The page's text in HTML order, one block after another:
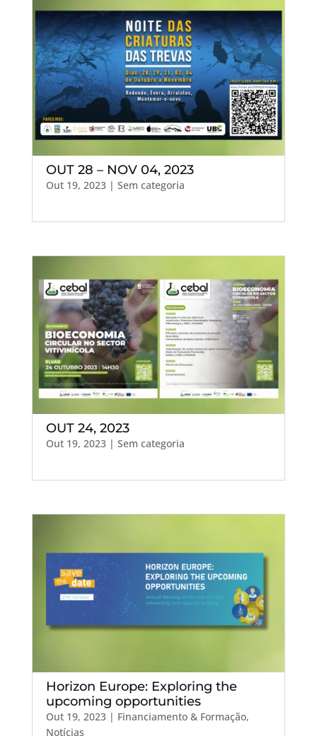
OUT 28 – NOV 04, 2023
Out 19, 2023| Sem categoria
OUT 24, 2023
Out 19, 2023| Sem categoria
Horizon Europe: Exploring the
upcoming opportunities
Out 19, 2023| Financiamento & Formação,
Notícias